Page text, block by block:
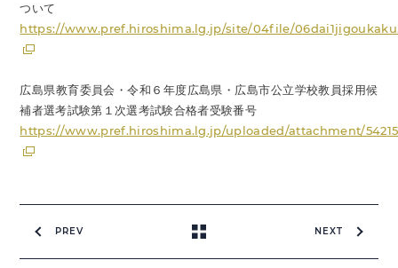
ついて
https://www.pref.hiroshima.lg.jp/site/04file/
広島県教育委員会・令和６年度広島県・広島市公立学校教員採用候
補者選考試験第１次選考試験合格者受験番号
https://www.pref.hiroshima.lg.jp/uploaded/attachment/
PREV NEXT